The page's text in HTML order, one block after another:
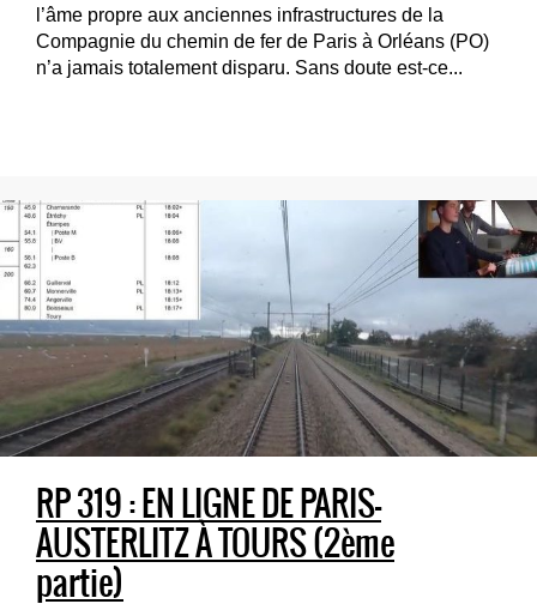
l’âme propre aux anciennes infrastructures de la
Compagnie du chemin de fer de Paris à Orléans (PO)
n’a jamais totalement disparu. Sans doute est-ce...
RP 319 : EN LIGNE DE PARIS-
AUSTERLITZ À TOURS (2ème
partie)